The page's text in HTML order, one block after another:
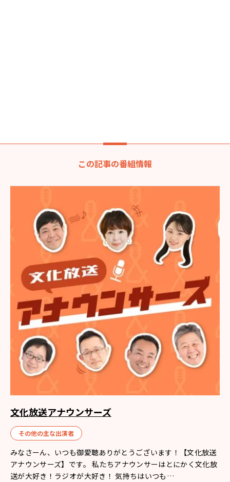
この記事の番組情報
文化放送アナウンサーズ
その他の主な出演者
みなさーん、いつも御愛聴ありがとうございます！【文化放送
アナウンサーズ】です。 私たちアナウンサーはとにかく文化放
送が大好き！ラジオが大好き！ 気持ちはいつも…